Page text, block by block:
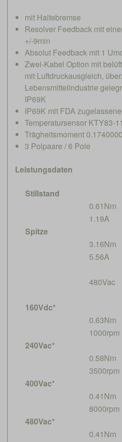
mit Haltebremse
Resolver Feedback mit
+/-9min
Absolut Feedback mit 1
Zwei-Kabel Option mit
mit Luftdruckausgleich,
Lebensmittelindustrie
IP69K
IP69K mit FDA
Temperatursensor KTY83-
Trägheitsmoment
3 Polpaare / 6 Pole
Leistungsdaten
Stillstand
0.61Nm
1.19A
Spitze
3.16Nm
5.56A
480Vac
160Vdc*
0.63Nm
1000rpm
240Vac*
0.58Nm
3500rpm
400Vac*
0.41Nm
8000rpm
480Vac*
0.41Nm